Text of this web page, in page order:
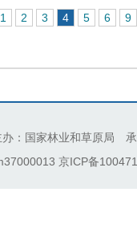
1 2 3 4 5 6 9
办：国家林业和草原局
京ICP备